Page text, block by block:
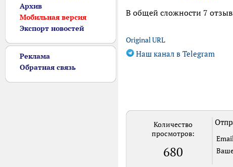
Архив
Мобильная версия
Экспорт новостей
Реклама
Обратная связь
В общей сложности 7
Original URL
Наш канал в Telegram
Количество
просмотров:
680